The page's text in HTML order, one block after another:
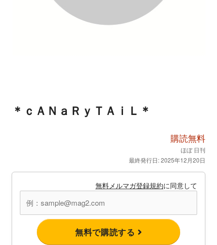
＊ｃＡＮａＲｙＴＡｉＬ＊
購読無料
ほぼ 日刊
最終発行日: 2025年12月20日
無料メルマガ登録規約に同意して
無料で購読する